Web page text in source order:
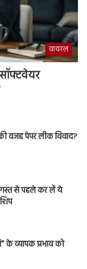
वायरल
वजह पेपर लीक विवाद?
से पहले कर लें ये
के व्यापक प्रभाव को